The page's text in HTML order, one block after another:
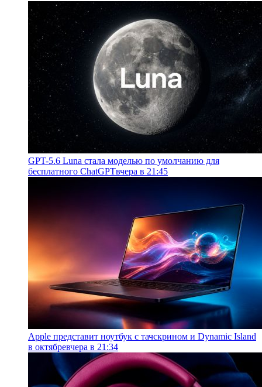
GPT-5.6 Luna стала моделью по умолчанию для
бесплатного ChatGPTвчера в 21:45
Apple представит ноутбук с тачскрином и Dynamic Island
в октябревчера в 21:34